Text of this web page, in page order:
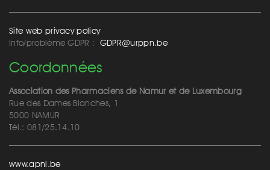
Site web privacy policy
Info/problème GDPR : GDPR@urppn.be
Coordonnées
Association des Pharmaciens de Namur et de Luxembourg
Rue des Dames Blanches, 1
5000 NAMUR
Tél.: 081/25.14.10
www.apnl.be